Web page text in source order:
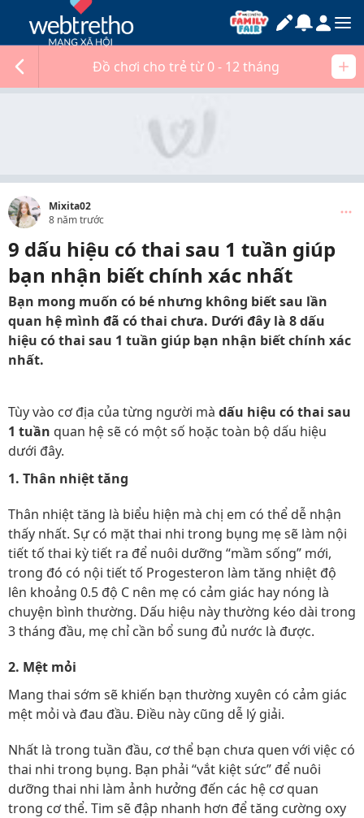
Đồ chơi cho trẻ từ 0 - 12 tháng
Mixita02
8 năm trước
9 dấu hiệu có thai sau 1 tuần giúp
bạn nhận biết chính xác nhất
Bạn mong muốn có bé nhưng không biết sau lần
quan hệ mình đã có thai chưa. Dưới đây là 8 dấu
hiệu có thai sau 1 tuần giúp bạn nhận biết chính xác
nhất.
Tùy vào cơ địa của từng người mà dấu hiệu có thai sau
1 tuần quan hệ sẽ có một số hoặc toàn bộ dấu hiệu
dưới đây.
1. Thân nhiệt tăng
Thân nhiệt tăng là biểu hiện mà chị em có thể dễ nhận
thấy nhất. Sự có mặt thai nhi trong bụng mẹ sẽ làm nội
tiết tố thai kỳ tiết ra để nuôi dưỡng “mầm sống” mới,
trong đó có nội tiết tố Progesteron làm tăng nhiệt độ
lên khoảng 0.5 độ C nên mẹ có cảm giác hay nóng là
chuyện bình thường. Dấu hiệu này thường kéo dài trong
3 tháng đầu, mẹ chỉ cần bổ sung đủ nước là được.
2. Mệt mỏi
Mang thai sớm sẽ khiến bạn thường xuyên có cảm giác
mệt mỏi và đau đầu. Điều này cũng dễ lý giải.
Nhất là trong tuần đầu, cơ thể bạn chưa quen với việc có
thai nhi trong bụng. Bạn phải “vắt kiệt sức” để nuôi
dưỡng thai nhi làm ảnh hưởng đến các hệ cơ quan
trong cơ thể. Tim sẽ đập nhanh hơn để tăng cường oxy